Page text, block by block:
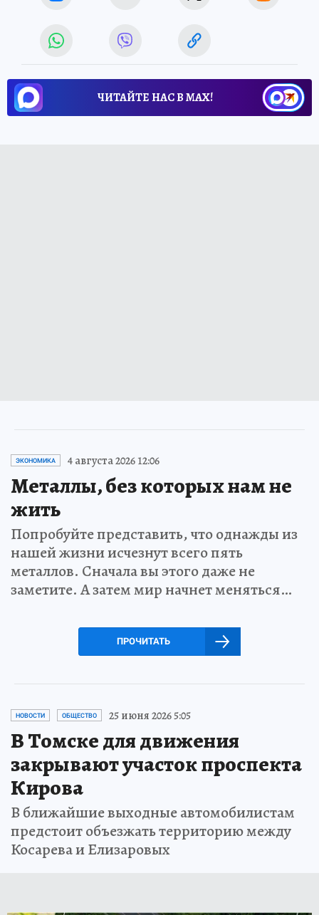
ЧИТАЙТЕ НАС В МАХ!
ЭКОНОМИКА 4 августа 2026 12:06
Металлы, без которых нам не
жить
Попробуйте представить, что однажды из
нашей жизни исчезнут всего пять
металлов. Сначала вы этого даже не
заметите. А затем мир начнет меняться…
ПРОЧИТАТЬ
НОВОСТИ ОБЩЕСТВО 25 июня 2026 5:05
В Томске для движения
закрывают участок проспекта
Кирова
В ближайшие выходные автомобилистам
предстоит объезжать территорию между
Косарева и Елизаровых